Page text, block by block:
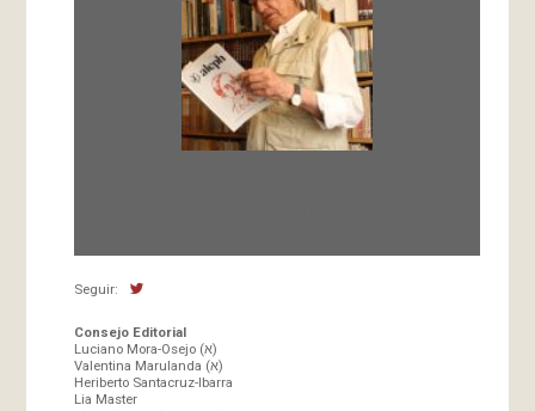
Seguir:
Consejo Editorial
Luciano Mora-Osejo (א)
Valentina Marulanda (א)
Heriberto Santacruz-Ibarra
Lia Master